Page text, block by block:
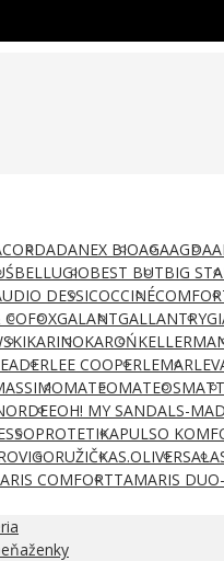
ADANEX BIOAGAAGDA
BELLUGIOBEST BUTBIG
DESSICOCCINÉ
COFOXGALANTGALLANTRY
KARINOKAROŃ
LEE COOPERLEMAR
MATEOMATEOS
OH! MY SANDALS-
PROTETIKAPULSO
RUŽIČKAS.OLIVERSALA
COMFORTTAMARIS